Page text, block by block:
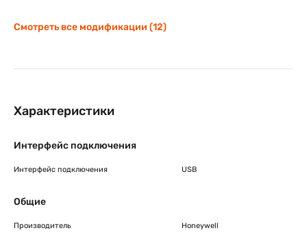
Смотреть все модификации (12)
Характеристики
Интерфейс подключения
Интерфейс подключения USB
Общие
Производитель Honeywell